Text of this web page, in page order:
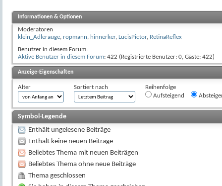
Informationen & Optionen
Moderatoren
klein_Adlerauge, ropmann, hinnerker, LucisPictor, RetinaReflex
Benutzer in diesem Forum:
Aktive Benutzer in diesem Forum: 422 (Registrierte Benutzer: 0, Gäste: 422)
Anzeige-Eigenschaften
Alter Sortiert nach
Reihenfolge
Aufsteigend
Symbol-Legende
Enthält ungelesene Beiträge
Enthält keine neuen Beiträge
Beliebtes Thema mit neuen Beiträgen
Beliebtes Thema ohne neue Beiträge
Thema geschlossen